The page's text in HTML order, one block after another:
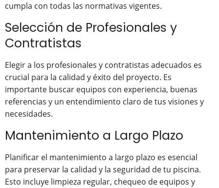
cumpla con todas las normativas vigentes.
Selección de Profesionales y
Contratistas
Elegir a los profesionales y contratistas adecuados es
crucial para la calidad y éxito del proyecto. Es
importante buscar equipos con experiencia, buenas
referencias y un entendimiento claro de tus visiones y
necesidades.
Mantenimiento a Largo Plazo
Planificar el mantenimiento a largo plazo es esencial
para preservar la calidad y la seguridad de tu piscina.
Esto incluye limpieza regular, chequeo de equipos y